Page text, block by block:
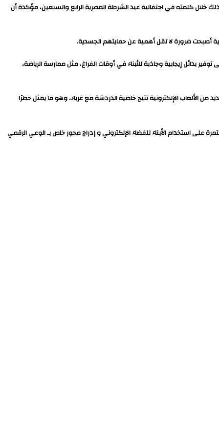
خلال كلمته في احتفالية عيد الشرطة المصرية الرابع والسبعين، مؤكدة أن
أصبحت ضرورة لا تقل أهمية عن حمايتهم الجسدية.
بدائل إيجابية وجاذبة للأبناء في أوقات الفراغ، مثل ممارسة الرياضة،
من الألعاب الإلكترونية تتيح خاصية الدردشة مع غرباء، وهو ما يمثل خطرًا
على استخدام الأبناء للفضاء الإلكتروني و إدراج محور خاص بـ الوعي الرقمي